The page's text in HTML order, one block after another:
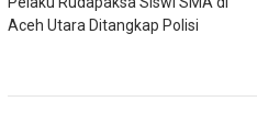
pos
Aceh Utara Ditangkap Polisi